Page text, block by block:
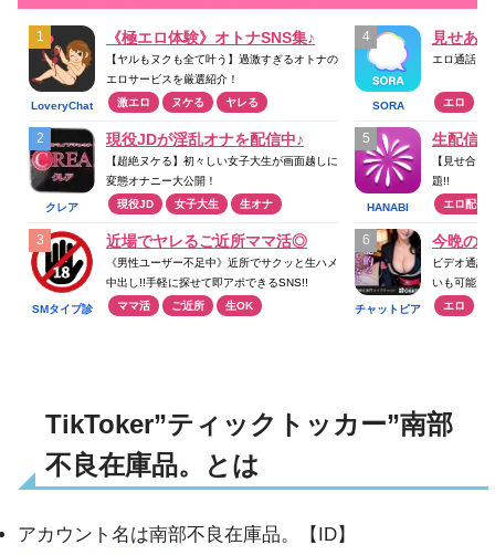
LoveryChat
《極エロ体験》オトナSNS集♪
【ヤルもヌクも全て叶う】過激すぎるオトナの
エロサービスを厳選紹介！
激エロ
ヌケる ヤレる
クレア
現役JDが淫乱オナを配信中♪
【超絶ヌケる】初々しい女子大生が画面越しに
変態オナニー大公開！
現役JD
女子大生 生オナ
SMタイプ診
近場でヤレるご近所ママ活◎
《男性ユーザー不足中》近所でサクッと生ハメ
中出し!!手軽に探せて即アポできるSNS!!
ママ活
ご近所 生OK
SORA
見せあ
エロ通話ア
エロ
HANABI
生配信
【見せ合い
題!!
エロ配信
チャットピア
今晩の
ビデオ通話
いも可能☆
エロ
TikToker”ティックトッカー”南部
不良在庫品。とは
アカウント名は南部不良在庫品。【ID】